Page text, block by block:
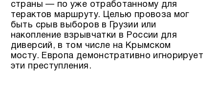
страны — по уже отработанному для
терактов маршруту. Целью провоза мог
быть срыв выборов в Грузии или
накопление взрывчатки в России для
диверсий, в том числе на Крымском
мосту. Европа демонстративно игнорирует
эти преступления.